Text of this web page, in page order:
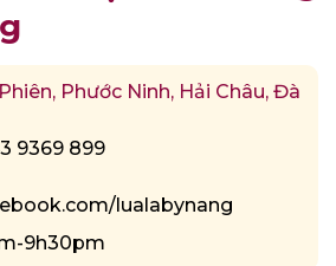
Phước Ninh, Hải Châu, Đà
9369 899
lualabynang
9h30pm